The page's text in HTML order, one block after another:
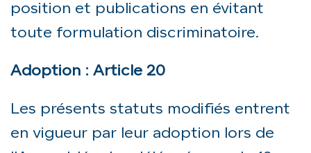
position et publications en évitant
toute formulation discriminatoire.
Adoption : Article 20
Les présents statuts modifiés entrent
en vigueur par leur adoption lors de